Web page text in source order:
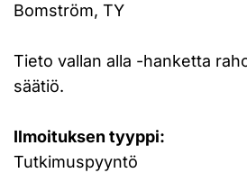
Bomström, TY
Tieto vallan alla -hanketta
säätiö.
Ilmoituksen tyyppi:
Tutkimuspyyntö